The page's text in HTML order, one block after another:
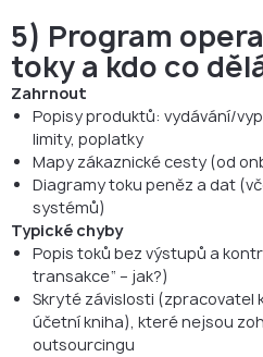
5) Program
toky a kdo co
Zahrnout
Popisy produktů: vydávání/
limity, poplatky
Mapy zákaznické cesty (od
Diagramy toku peněz a dat
systémů)
Typické chyby
Popis toků bez výstupů a
transakce“ – jak?)
Skryté závislosti (zpracovatel
účetní kniha), které nejsou
outsourcingu